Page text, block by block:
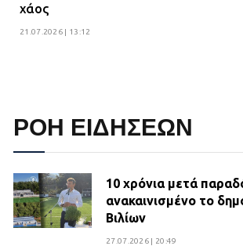
χάος
21.07.2026 | 13:12
ΡΟΗ ΕΙΔΗΣΕΩΝ
10 χρόνια μετά
ανακαινισμένο το
Βιλίων
27.07.2026 | 20:49